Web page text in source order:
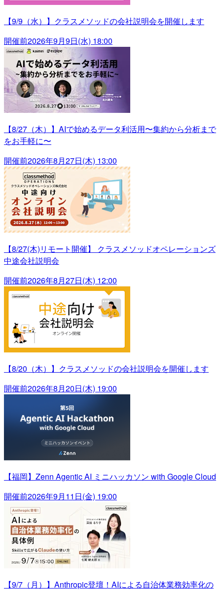
【9/9（水）】クラスメソッドの会社説明会を開催します
開催前2026年9月9日(水) 18:00
【8/27（木）】AIで始めるデータ利活用〜集約から分析まで
をお手軽に〜
開催前2026年8月27日(木) 13:00
【8/27(木)リモート開催】 クラスメソッドオペレーションズ
中途会社説明会
開催前2026年8月27日(木) 12:00
【8/20（木）】クラスメソッドの会社説明会を開催します
開催前2026年8月20日(木) 19:00
【福岡】Zenn Agentic AI ミニハッカソン with Google Cloud
開催前2026年9月11日(金) 19:00
【9/7（月）】Anthropic登壇！AIによる自治体業務効率化の